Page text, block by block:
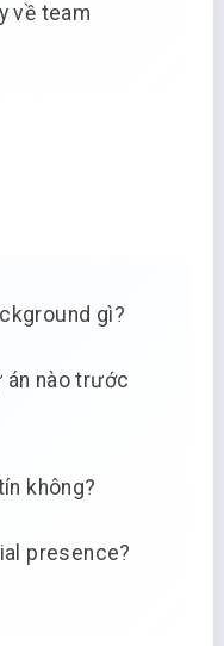
về team
gì?
án nào trước
không?
presence?